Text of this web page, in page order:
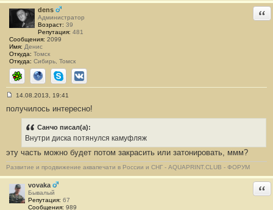
и
е
dens
Администратор
Возраст: 39
Репутация: 481
Сообщения: 2099
Имя: Денис
Откуда: Томск
Откуда: Сибирь, Томск
ICQ СайтSkypeВКонтакте
о
и
е
#
14.08.2013, 19:41
получилось интересно!
Санчо писал(а):
Внутри диска потянулся камуфляж
эту часть можно будет потом закрасить или затонировать, ммм?
Развитие и продвижение аквапечати в России и СНГ - AQUAPRINT.CLUB - ФОРУМ
vovaka
Бывалый
Репутация: 67
Сообщения: 989